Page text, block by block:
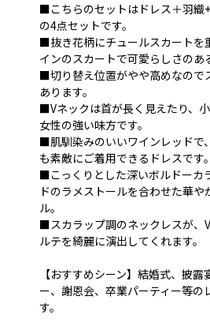
■こちらのセットはドレス＋羽織
の4点セットです。
■抜き花柄にチュールスカートを
インのスカートで可愛らしさのあ
■切り替え位置がやや高めなので
あります。
■Vネックは首が長く見えたり、
女性の強い味方です。
■肌馴染みのいいワインレッドで
も素敵にご着用できるドレスです。
■こっくりとした深いボルドーカ
ドのラメストールを合わせた華や
ル。
■スカラップ調のネックレスが、
ルテを綺麗に演出してくれます。
【おすすめシーン】結婚式、披露
ー、謝恩会、卒業パーティー等の
す。